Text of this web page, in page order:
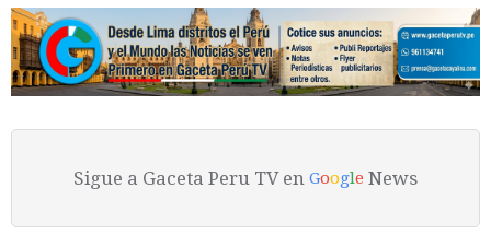
Sigue a Gaceta Peru TV en Google News